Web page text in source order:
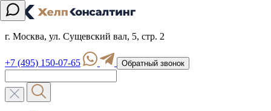
г. Москва, ул. Сущевский вал, 5, стр. 2
+7 (495) 150-07-65 Обратный звонок